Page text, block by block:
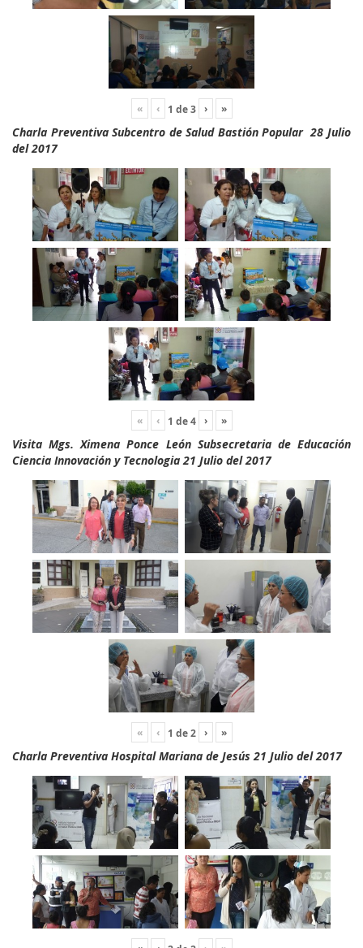
« ‹ 1 de3 › »
Charla Preventiva Subcentro de Salud Bastión Popular 28 Julio
del 2017
« ‹ 1 de4 › »
Visita Mgs. Ximena Ponce León Subsecretaria de Educación
Ciencia Innovación y Tecnologia 21 Julio del 2017
« ‹ 1 de2 › »
Charla Preventiva Hospital Mariana de Jesús 21 Julio del 2017